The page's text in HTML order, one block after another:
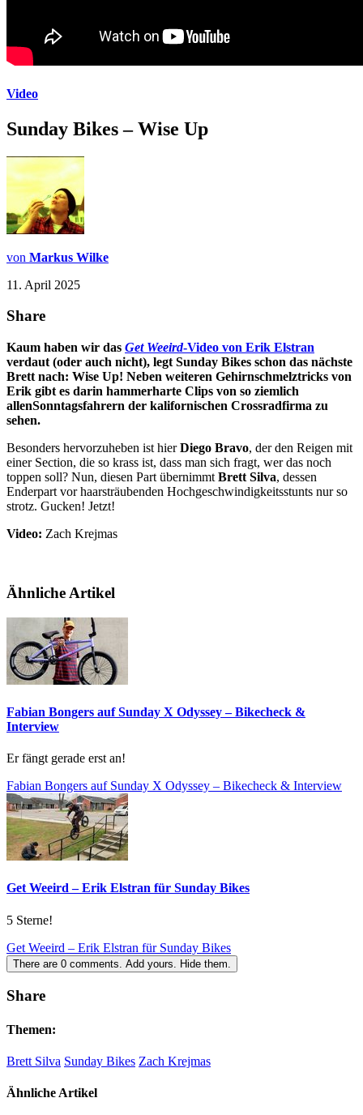
Video
Sunday Bikes – Wise Up
von Markus Wilke
11. April 2025
Share
Kaum haben wir das Get Weeird-Video von Erik Elstran
verdaut (oder auch nicht), legt Sunday Bikes schon das nächste
Brett nach: Wise Up! Neben weiteren Gehirnschmelztricks von
Erik gibt es darin hammerharte Clips von so ziemlich
allenSonntagsfahrern der kalifornischen Crossradfirma zu
sehen.
Besonders hervorzuheben ist hierDiego Bravo, der den Reigen mit
einer Section, die so krass ist, dass man sich fragt, wer das noch
toppen soll? Nun, diesen Part übernimmt Brett Silva, dessen
Enderpart vor haarsträubenden Hochgeschwindigkeitsstunts nur so
strotz. Gucken! Jetzt!
Video: Zach Krejmas
Ähnliche Artikel
Fabian Bongers auf Sunday X Odyssey – Bikecheck &
Interview
Er fängt gerade erst an!
Fabian Bongers auf Sunday X Odyssey – Bikecheck & Interview
Get Weeird – Erik Elstran für Sunday Bikes
5 Sterne!
Get Weeird – Erik Elstran für Sunday Bikes
There are 0 comments. Add yours. Hide them.
Share
Themen:
Brett Silva Sunday Bikes Zach Krejmas
Ähnliche Artikel